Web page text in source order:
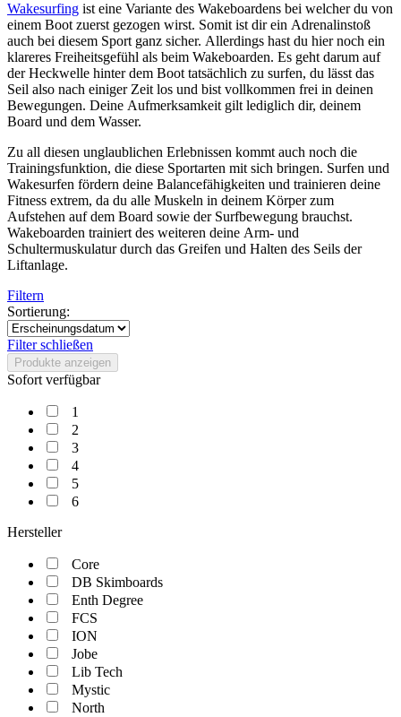
Wakesurfing ist eine Variante des Wakeboardens bei welcher du von
einem Boot zuerst gezogen wirst. Somit ist dir ein Adrenalinstoß
auch bei diesem Sport ganz sicher. Allerdings hast du hier noch ein
klareres Freiheitsgefühl als beim Wakeboarden. Es geht darum auf
der Heckwelle hinter dem Boot tatsächlich zu surfen, du lässt das
Seil also nach einiger Zeit los und bist vollkommen frei in deinen
Bewegungen. Deine Aufmerksamkeit gilt lediglich dir, deinem
Board und dem Wasser.
Zu all diesen unglaublichen Erlebnissen kommt auch noch die
Trainingsfunktion, die diese Sportarten mit sich bringen. Surfen und
Wakesurfen fördern deine Balancefähigkeiten und trainieren deine
Fitness extrem, da du alle Muskeln in deinem Körper zum
Aufstehen auf dem Board sowie der Surfbewegung brauchst.
Wakeboarden trainiert des weiteren deine Arm- und
Schultermuskulatur durch das Greifen und Halten des Seils der
Liftanlage.
Filtern
Sortierung:
Filter schließen
Produkte anzeigen
Sofort verfügbar
1
2
3
4
5
6
Hersteller
Core
DB Skimboards
Enth Degree
FCS
ION
Jobe
Lib Tech
Mystic
North